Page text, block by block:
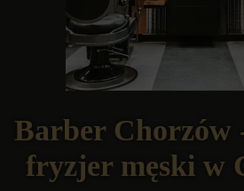
Barber Chorzów
fryzjer męski w